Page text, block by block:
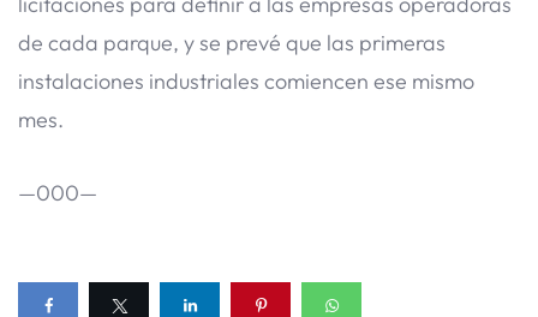
de cada parque, y se prevé que las primeras
instalaciones industriales comiencen ese mismo
mes.
—000—